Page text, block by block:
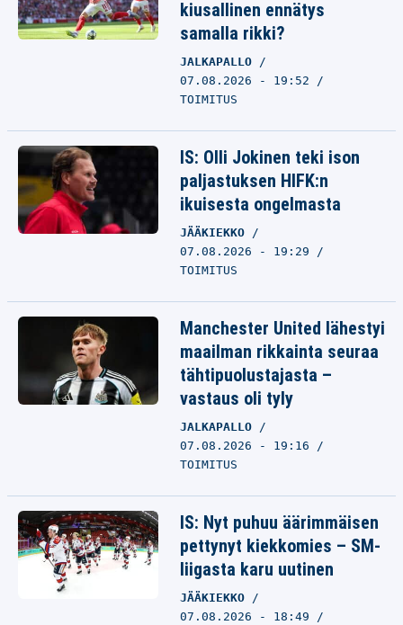
kiusallinen ennätys
samalla rikki?
JALKAPALLO
07.08.2026 - 19:52
TOIMITUS
IS: Olli Jokinen teki ison
paljastuksen HIFK:n
ikuisesta ongelmasta
JÄÄKIEKKO
07.08.2026 - 19:29
TOIMITUS
Manchester United lähestyi
maailman rikkainta seuraa
tähtipuolustajasta –
vastaus oli tyly
JALKAPALLO
07.08.2026 - 19:16
TOIMITUS
IS: Nyt puhuu äärimmäisen
pettynyt kiekkomies – SM-
liigasta karu uutinen
JÄÄKIEKKO
07.08.2026 - 18:49